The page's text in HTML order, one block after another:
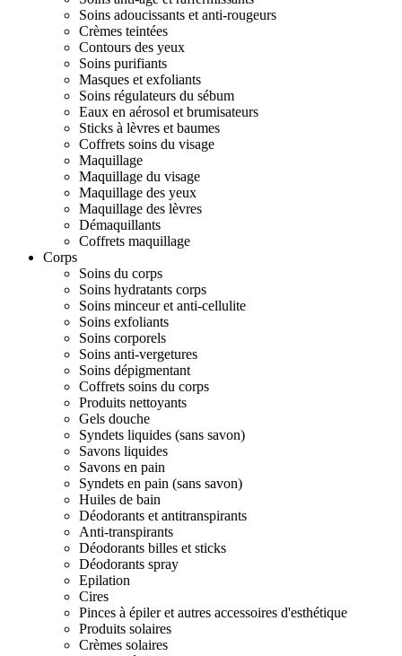
Soins adoucissants et anti-rougeurs
Crèmes teintées
Contours des yeux
Soins purifiants
Masques et exfoliants
Soins régulateurs du sébum
Eaux en aérosol et brumisateurs
Sticks à lèvres et baumes
Coffrets soins du visage
Maquillage
Maquillage du visage
Maquillage des yeux
Maquillage des lèvres
Démaquillants
Coffrets maquillage
Corps
Soins du corps
Soins hydratants corps
Soins minceur et anti-cellulite
Soins exfoliants
Soins corporels
Soins anti-vergetures
Soins dépigmentant
Coffrets soins du corps
Produits nettoyants
Gels douche
Syndets liquides (sans savon)
Savons liquides
Savons en pain
Syndets en pain (sans savon)
Huiles de bain
Déodorants et antitranspirants
Anti-transpirants
Déodorants billes et sticks
Déodorants spray
Epilation
Cires
Pinces à épiler et autres accessoires d'esthétique
Produits solaires
Crèmes solaires